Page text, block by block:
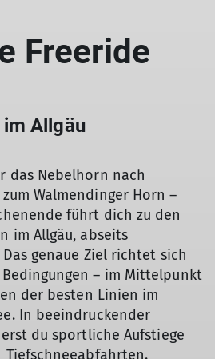
Freeride
Allgäu
das Nebelhorn nach
Walmendinger Horn –
führt dich zu den
im Allgäu, abseits
genaue Ziel richtet sich
– im Mittelpunkt
der besten Linien im
In beeindruckender
du sportliche Aufstiege
Tiefschneeabfahrten.